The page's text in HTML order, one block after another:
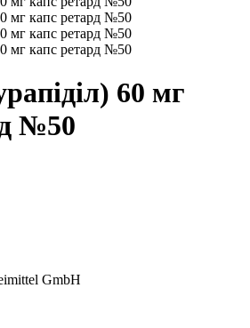
60 мг
№50
GmbH